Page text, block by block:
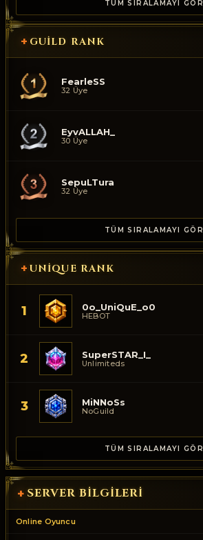
TÜM SIRALAMAYI GÖR
+ GUILD RANK
FearleSS
32 Üye
EyvALLAH_
30 Üye
SepuLTura
32 Üye
TÜM SIRALAMAYI GÖR
+ UNIQUE RANK
1 0o_UniQuE_o0
HEBOT
2 SuperSTAR_I_
Unlimiteds
3 MiNNoSs
NoGuild
TÜM SIRALAMAYI GÖR
+ SERVER BILGILERI
Online Oyuncu